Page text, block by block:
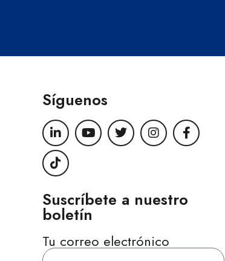
Síguenos
Suscríbete a nuestro
boletín
Tu correo electrónico